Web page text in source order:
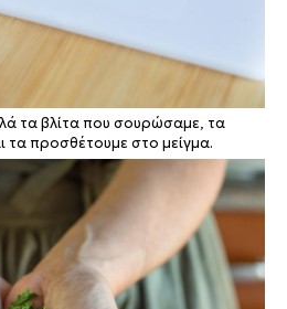
τα βλίτα που σουρώσαμε, τα
τα προσθέτουμε στο μείγμα.